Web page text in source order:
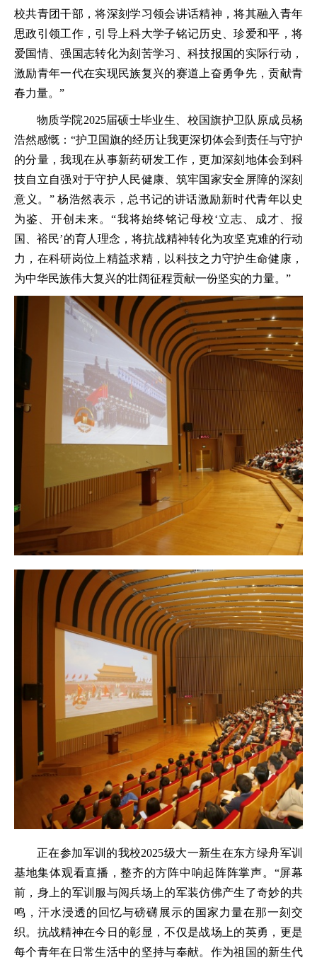
校共青团干部，将深刻学习领会讲话精神，将其融入青年
思政引领工作，引导上科大学子铭记历史、珍爱和平，将
爱国情、强国志转化为刻苦学习、科技报国的实际行动，
激励青年一代在实现民族复兴的赛道上奋勇争先，贡献青
春力量。”
物质学院2025届硕士毕业生、校国旗护卫队原成员杨
浩然感慨：“护卫国旗的经历让我更深切体会到责任与守护
的分量，我现在从事新药研发工作，更加深刻地体会到科
技自立自强对于守护人民健康、筑牢国家安全屏障的深刻
意义。” 杨浩然表示，总书记的讲话激励新时代青年以史
为鉴、开创未来。“我将始终铭记母校‘立志、成才、报
国、裕民’的育人理念，将抗战精神转化为攻坚克难的行动
力，在科研岗位上精益求精，以科技之力守护生命健康，
为中华民族伟大复兴的壮阔征程贡献一份坚实的力量。”
正在参加军训的我校2025级大一新生在东方绿舟军训
基地集体观看直播，整齐的方阵中响起阵阵掌声。“屏幕
前，身上的军训服与阅兵场上的军装仿佛产生了奇妙的共
鸣，汗水浸透的回忆与磅礴展示的国家力量在那一刻交
织。抗战精神在今日的彰显，不仅是战场上的英勇，更是
每个青年在日常生活中的坚持与奉献。作为祖国的新生代